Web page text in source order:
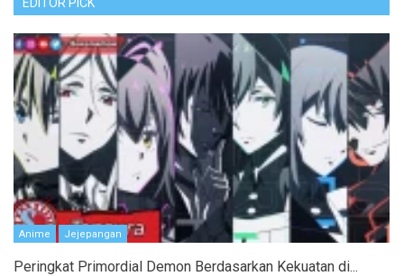
Anime Jejepangan
Peringkat Primordial Demon Berdasarkan Kekuatan di...